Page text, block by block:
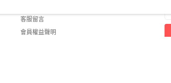
客服留言
會員權益聲明